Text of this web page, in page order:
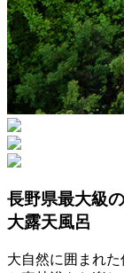
長野県最大級の
大露天風呂
大自然に囲まれ